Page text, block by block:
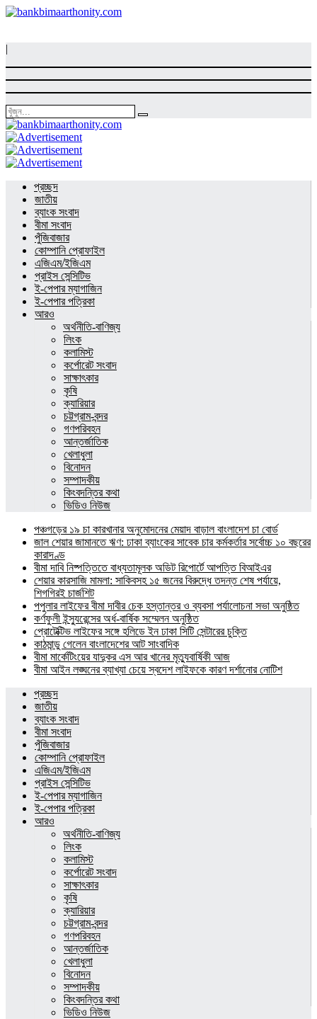
|
প্রচ্ছদ
জাতীয়
ব্যাংক সংবাদ
বীমা সংবাদ
পুঁজিবাজার
কোম্পানি প্রোফাইল
এজিএম/ইজিএম
প্রাইস সেন্সিটিভ
ই-পেপার ম্যাগাজিন
ই-পেপার পত্রিকা
আরও
অর্থনীতি-বাণিজ্য
লিংক
কলামিস্ট
কর্পোরেট সংবাদ
সাক্ষাৎকার
কৃষি
ক্যারিয়ার
চট্টগ্রাম-বন্দর
গণপরিবহন
আন্তর্জাতিক
খেলাধুলা
বিনোদন
সম্পাদকীয়
কিংবদন্তির কথা
ভিডিও নিউজ
পঞ্চগড়ের ১৯ চা কারখানার অনুমোদনের মেয়াদ বাড়াল বাংলাদেশ চা বোর্ড
জাল শেয়ার জামানতে ঋণ: ঢাকা ব্যাংকের সাবেক চার কর্মকর্তার সর্বোচ্চ ১০ বছরের
কারাদণ্ড
বীমা দাবি নিষ্পত্তিতে বাধ্যতামূলক অডিট রিপোর্টে আপত্তি বিআইএর
শেয়ার কারসাজি মামলা: সাকিবসহ ১৫ জনের বিরুদ্ধে তদন্ত শেষ পর্যায়ে,
শিগগিরই চার্জশিট
পপুলার লাইফের বীমা দাবীর চেক হস্তান্তর ও ব্যবসা পর্যালোচনা সভা অনুষ্ঠিত
কর্ণফুলী ইন্স্যুরেন্সের অর্ধ-বার্ষিক সম্মেলন অনুষ্ঠিত
প্রোটেক্টিভ লাইফের সঙ্গে হলিডে ইন ঢাকা সিটি সেন্টারের চুক্তি
কাঠমান্ডু গেলেন বাংলাদেশের আট সাংবাদিক
বীমা মার্কেটিংয়ের যাদুকর এস আর খানের মৃত্যুবার্ষিকী আজ
বীমা আইন লঙ্ঘনের ব্যাখ্যা চেয়ে স্বদেশ লাইফকে কারণ দর্শানোর নোটিশ
প্রচ্ছদ
জাতীয়
ব্যাংক সংবাদ
বীমা সংবাদ
পুঁজিবাজার
কোম্পানি প্রোফাইল
এজিএম/ইজিএম
প্রাইস সেন্সিটিভ
ই-পেপার ম্যাগাজিন
ই-পেপার পত্রিকা
আরও
অর্থনীতি-বাণিজ্য
লিংক
কলামিস্ট
কর্পোরেট সংবাদ
সাক্ষাৎকার
কৃষি
ক্যারিয়ার
চট্টগ্রাম-বন্দর
গণপরিবহন
আন্তর্জাতিক
খেলাধুলা
বিনোদন
সম্পাদকীয়
কিংবদন্তির কথা
ভিডিও নিউজ